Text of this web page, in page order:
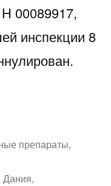
00089917,
инспекции 8
препараты,
Дания,